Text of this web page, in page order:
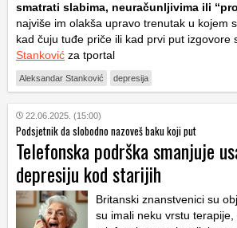
smatrati slabima, neuračunljivima ili
najviše im olakša upravo trenutak u kojem
kad čuju tuđe priče ili kad prvi put izgovore
Stanković za tportal
Aleksandar Stanković depresija
22.06.2025. (15:00)
Podsjetnik da slobodno nazoveš baku koji put
Telefonska podrška smanjuje
depresiju kod starijih
Britanski znanstvenici su
su imali neku vrstu